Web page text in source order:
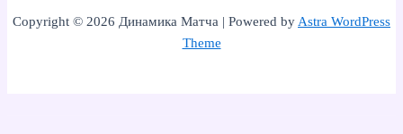
Copyright © 2026 Динамика Матча | Powered byAstra WordPress
Theme